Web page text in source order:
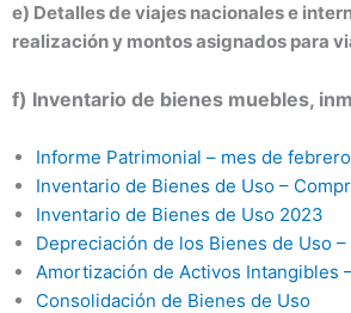
e) Detalles de viajes nacionales e
realización y montos asignados para
f) Inventario de bienes muebles,
Informe Patrimonial – mes de
Inventario de Bienes de Uso –
Inventario de Bienes de Uso 2023
Depreciación de los Bienes de Uso
Amortización de Activos Intangibles
Consolidación de Bienes de Uso